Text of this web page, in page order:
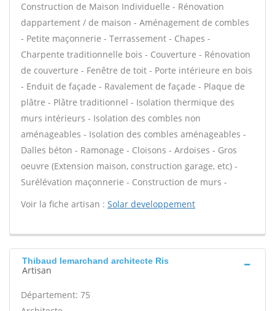
Construction de Maison Individuelle - Rénovation
dappartement / de maison - Aménagement de combles
- Petite maçonnerie - Terrassement - Chapes -
Charpente traditionnelle bois - Couverture - Rénovation
de couverture - Fenêtre de toit - Porte intérieure en bois
- Enduit de façade - Ravalement de façade - Plaque de
plâtre - Plâtre traditionnel - Isolation thermique des
murs intérieurs - Isolation des combles non
aménageables - Isolation des combles aménageables -
Dalles béton - Ramonage - Cloisons - Ardoises - Gros
oeuvre (Extension maison, construction garage, etc) -
Surélévation maçonnerie - Construction de murs -
Voir la fiche artisan : Solar developpement
Thibaud lemarchand architecte Ris
Artisan
Département: 75